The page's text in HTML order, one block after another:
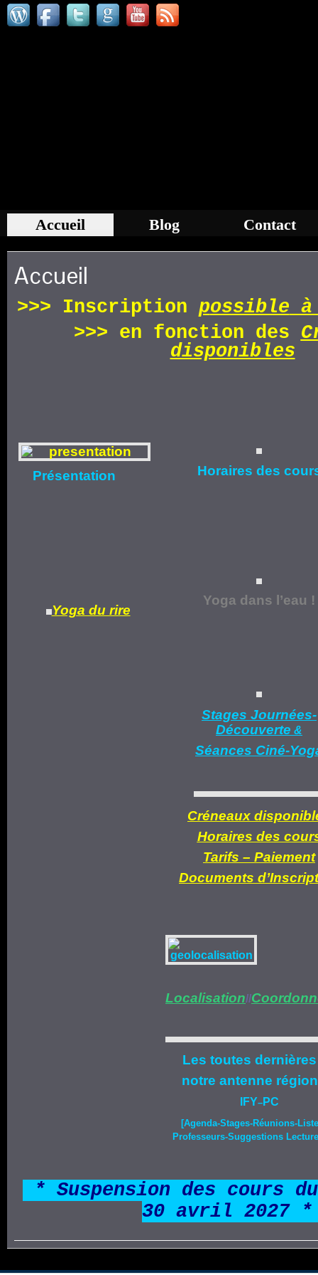
Accueil Blog Contact
Accueil
>>> Inscription possible à
>>> en fonction des
disponibles
Présentation Horaires des
Yoga du rire
Yoga dans l’eau !
Stages Journées-
Découverte &
Séances Ciné-
Créneaux
Horaires des
Tarifs – Paiement
Documents d’
Localisation//
Les toutes
notre antenne
IFY–PC
[Agenda-Stages-Réunions-
Professeurs-Suggestions
* Suspension des cours
30 avril 2027 *